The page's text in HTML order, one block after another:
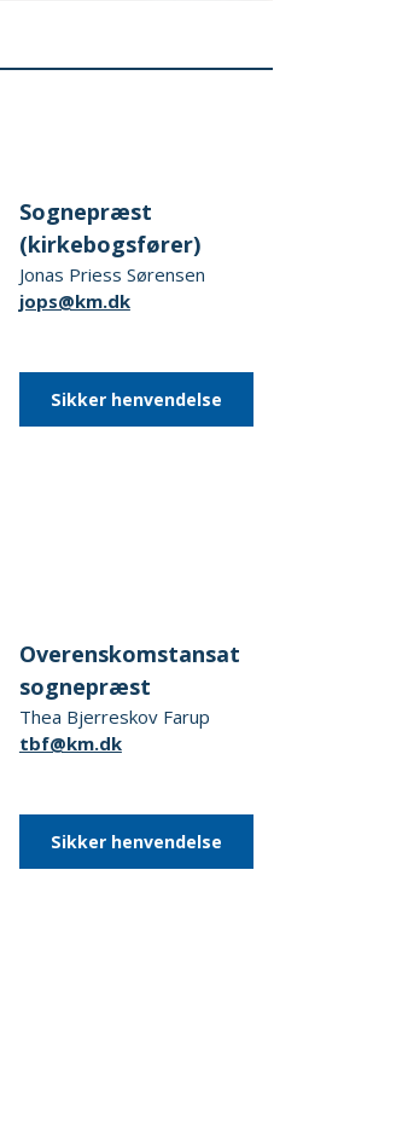
Sognepræst
(kirkebogsfører)
Jonas Priess Sørensen
jops@km.dk
Sikker henvendelse
Overenskomstansat
sognepræst
Thea Bjerreskov Farup
tbf@km.dk
Sikker henvendelse